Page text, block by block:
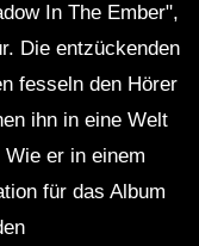
In The Ember",
Die entzückenden
fesseln den Hörer
ihn in eine Welt
er in einem
für das Album